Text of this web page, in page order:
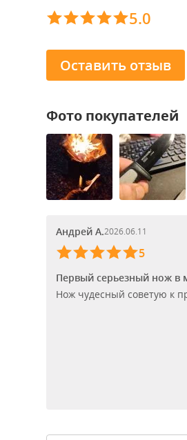
5.0
Оставить отзыв
Фото покупателей
Андрей А.2026.06.11
5
Первый серьезный нож в
Нож чудесный советую к